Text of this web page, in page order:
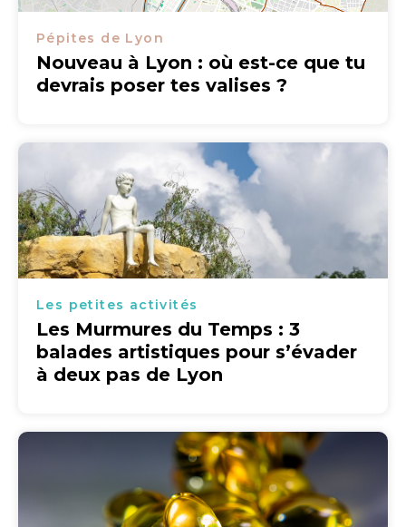
Pépites de Lyon
Nouveau à Lyon : où est-ce que tu
devrais poser tes valises ?
Les petites activités
Les Murmures du Temps : 3
balades artistiques pour s’évader
à deux pas de Lyon